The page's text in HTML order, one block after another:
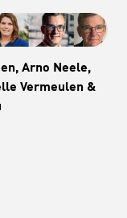
Arno Neele,
Vermeulen &